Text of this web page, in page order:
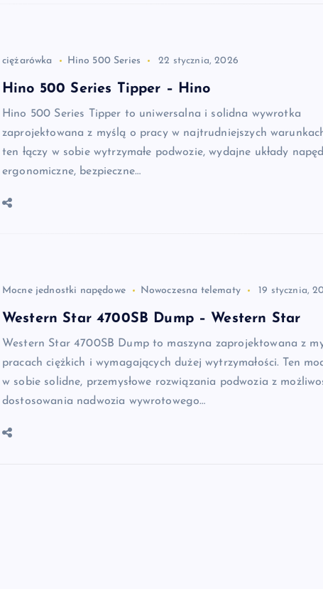
ciężarówka Hino 500 Series 22 stycznia, 2026
Hino 500 Series Tipper – Hino
Hino 500 Series Tipper to uniwersalna i solidna wywrotka
zaprojektowana z myślą o pracy w najtrudniejszych
ten łączy w sobie wytrzymałe podwozie, wydajne układy
ergonomiczne, bezpieczne…
Mocne jednostki napędowe Nowoczesna telematy 19 stycznia,
Western Star 4700SB Dump – Western Star
Western Star 4700SB Dump to maszyna zaprojektowana z
pracach ciężkich i wymagających dużej wytrzymałości. Ten
w sobie solidne, przemysłowe rozwiązania podwozia z
dostosowania nadwozia wywrotowego…